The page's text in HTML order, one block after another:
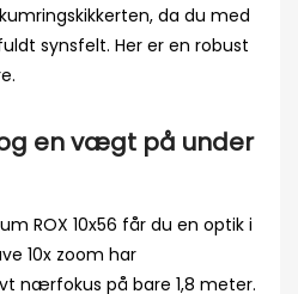
da du med
synsfelt. Her er en robust
en vægt på under
ROX 10x56 får du en optik i
10x zoom har
nærfokus på bare 1,8 meter.